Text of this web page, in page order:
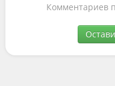
Комментариев